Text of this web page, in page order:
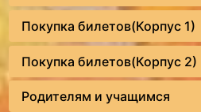
Покупка билетов(Корпус 1)
Покупка билетов(Корпус 2)
Родителям и учащимся